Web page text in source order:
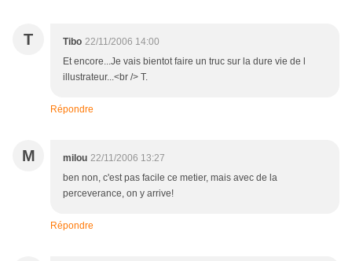
T Tibo 22/11/2006 14:00
Et encore...Je vais bientot faire un truc sur la dure vie de l
illustrateur...<br /> T.
Répondre
M milou 22/11/2006 13:27
ben non, c'est pas facile ce metier, mais avec de la
perceverance, on y arrive!
Répondre